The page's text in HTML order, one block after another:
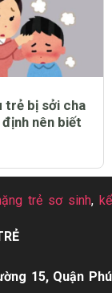
trẻ bị sởi cha
nên biết
trẻ sơ sinh, kể
15, Quận Phú